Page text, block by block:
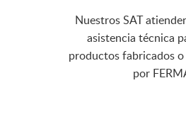
Nuestros SAT
asistencia técnica
productos fabricados
por